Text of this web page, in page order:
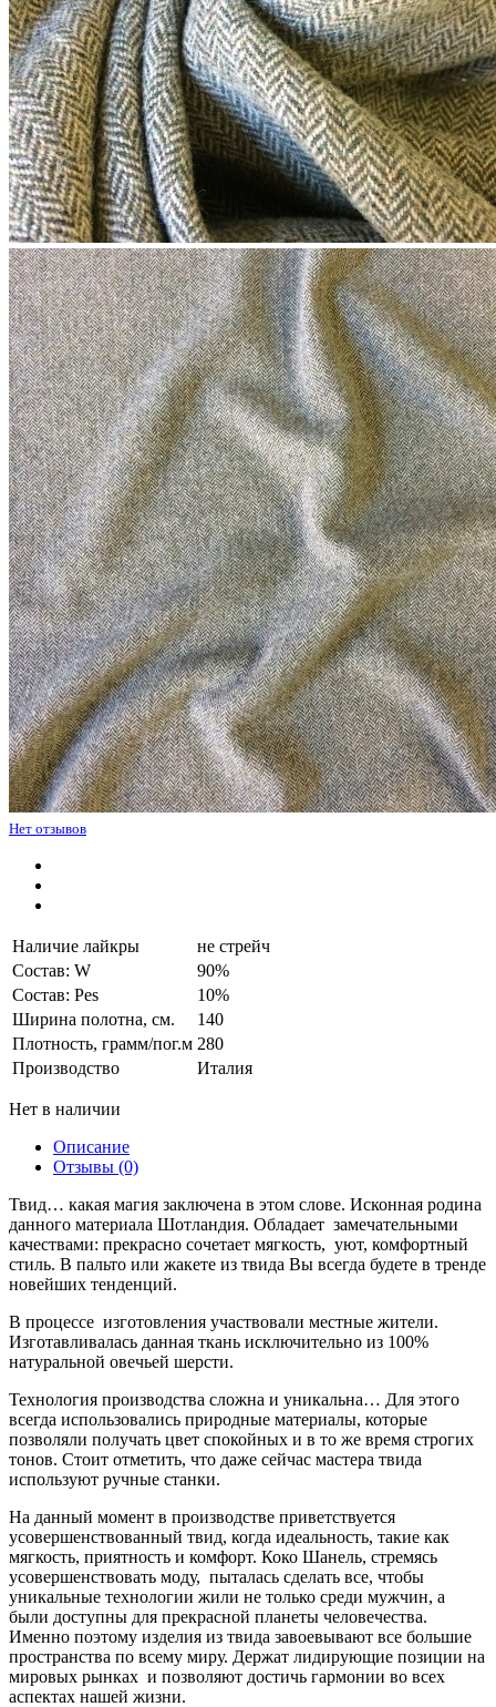
Нет отзывов
Наличие лайкры
не стрейч
Состав: W
90%
Состав: Pes
10%
Ширина полотна, см.
140
Плотность, грамм/пог.м 280
Производство
Италия
Нет в наличии
Описание
Отзывы (0)
Твид… какая магия заключена в этом слове. Исконная родина
данного материала Шотландия. Обладает замечательными
качествами: прекрасно сочетает мягкость, уют, комфортный
стиль. В пальто или жакете из твида Вы всегда будете в тренде
новейших тенденций.
В процессе изготовления участвовали местные жители.
Изготавливалась данная ткань исключительно из 100%
натуральной овечьей шерсти.
Технология производства сложна и уникальна… Для этого
всегда использовались природные материалы, которые
позволяли получать цвет спокойных и в то же время строгих
тонов. Стоит отметить, что даже сейчас мастера твида
используют ручные станки.
На данный момент в производстве приветствуется
усовершенствованный твид, когда идеальность, такие как
мягкость, приятность и комфорт. Коко Шанель, стремясь
усовершенствовать моду, пыталась сделать все, чтобы
уникальные технологии жили не только среди мужчин, а
были доступны для прекрасной планеты человечества.
Именно поэтому изделия из твида завоевывают все большие
пространства по всему миру. Держат лидирующие позиции на
мировых рынках и позволяют достичь гармонии во всех
аспектах нашей жизни.